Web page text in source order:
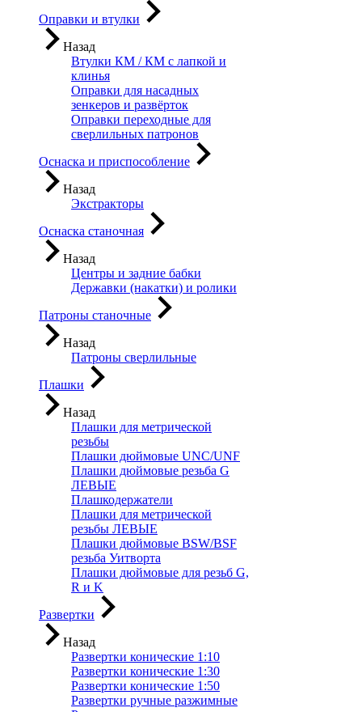
Оправки и втулки
Назад
Втулки КМ / КМ с лапкой и
клинья
Оправки для насадных
зенкеров и развёрток
Оправки переходные для
сверлильных патронов
Оснаска и приспособление
Назад
Экстракторы
Оснаска станочная
Назад
Центры и задние бабки
Державки (накатки) и ролики
Патроны станочные
Назад
Патроны сверлильные
Плашки
Назад
Плашки для метрической
резьбы
Плашки дюймовые UNC/UNF
Плашки дюймовые резьба G
ЛЕВЫЕ
Плашкодержатели
Плашки для метрической
резьбы ЛЕВЫЕ
Плашки дюймовые BSW/BSF
резьба Уитворта
Плашки дюймовые для резьб G,
R и K
Развертки
Назад
Развертки конические 1:10
Развертки конические 1:30
Развертки конические 1:50
Развертки ручные разжимные